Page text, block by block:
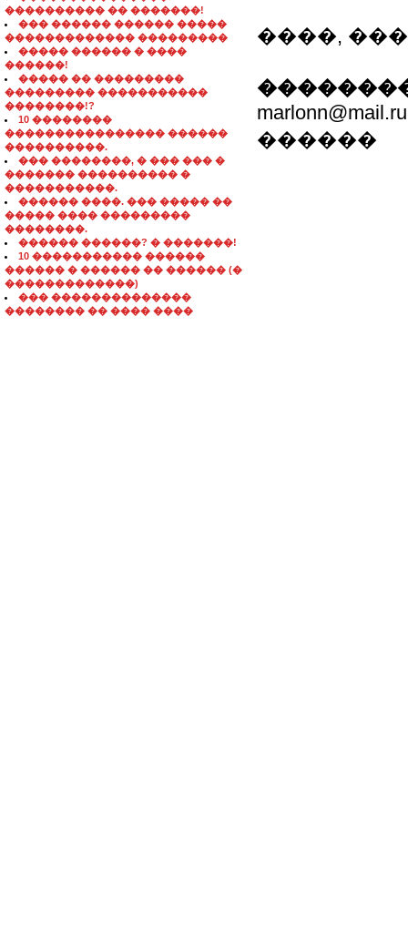
���������� �� �������!
��� ������ ������ �����
������������� ���������
����� ������ � ����
������!
����� �� ���������
��������� �����������
��������!?
10 ��������
���������������� ������
����������.
��� ��������, � ��� ��� �
������� ���������� �
�����������.
������ ����. ��� ����� ��
����� ���� ���������
��������.
������ ������? � �������!
10 ����������� ������
������ � ������ �� ������ (�
�������������)
��� ��������������
�������� �� ���� ����
����,
marlonn@mail.ru
������